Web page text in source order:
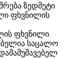
ზედმეტი
ფხვნილის
ფხვნილი
საცალო